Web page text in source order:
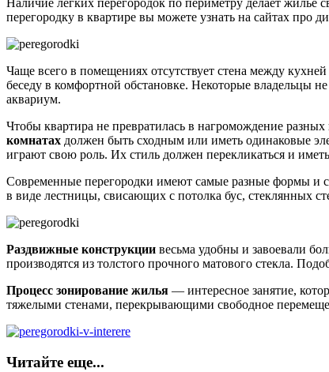
Наличие легких перегородок по периметру делает жилье
перегородку в квартире вы можете узнать на сайтах про
Чаще всего в помещениях отсутствует стена между
беседу в комфортной обстановке. Некоторые владельцы
аквариум.
Чтобы квартира не превратилась в нагромождение
комнатах должен быть сходным или иметь одинаковые
играют свою роль. Их стиль должен перекликаться и
Современные перегородки имеют самые разные формы и
в виде лестницы, свисающих с потолка бус, стеклянных
Раздвижные конструкции весьма удобны и завоевали
производятся из толстого прочного матового стекла.
Процесс зонирование жилья — интересное занятие,
тяжелыми стенами, перекрывающими свободное
Читайте еще...